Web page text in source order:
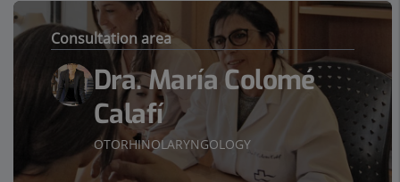
Consultation area
Dra. María Colomé
Calafí
OTORHINOLARYNGOLOGY